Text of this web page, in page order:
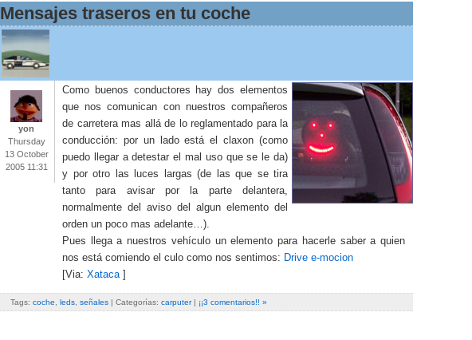
Mensajes traseros en tu coche
yon
Thursday
13 October
2005 11:31
Como buenos conductores hay dos elementos
que nos comunican con nuestros compañeros
de carretera mas allá de lo reglamentado para la
conducción: por un lado está el claxon (como
puedo llegar a detestar el mal uso que se le da)
y por otro las luces largas (de las que se tira
tanto para avisar por la parte delantera,
normalmente del aviso del algun elemento del
orden un poco mas adelante…).
Pues llega a nuestros vehículo un elemento para hacerle saber a quien
nos está comiendo el culo como nos sentimos: Drive e-mocion
[Via: Xataca ]
Tags: coche, leds, señales | Categorías: carputer| ¡¡3 comentarios!! »